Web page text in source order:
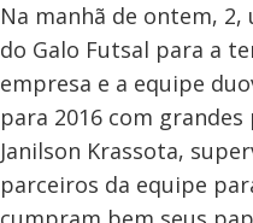
Na manhã de ontem,
do Galo Futsal para a
empresa e a equipe
para 2016 com
Janilson Krassota,
parceiros da equipe